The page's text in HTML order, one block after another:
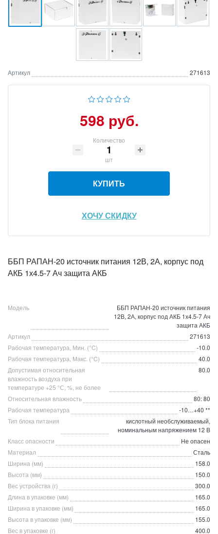
Артикул 271613
598 руб.
Количество
шт
КУПИТЬ
ХОЧУ СКИДКУ
ББП РАПАН-20 источник питания 12В, 2А, корпус под
АКБ 1х4.5-7 Ач защита АКБ
Модель
ББП РАПАН-20 источник питания
12В, 2А, корпус под АКБ 1х4.5-7 Ач
защита АКБ
Артикул
271613
Рабочая температура, Мин. (°C)
-10.0
Рабочая температура, Макс. (°C)
40.0
Допустимая относительная
влажность воздуха при
температуре +25 °С, %, не более
80.0
Относительная влажность
80: 80
Рабочая температура
-10…+40 **
Тип блока питания
кислотный необслуживаемый,
номинальным напряжением 12 В
Класс опасности
Не опасен
Материал
Сталь
Ширина (мм)
158.0
Высота (мм)
150.0
Вес устройства (г)
300.0
Длина в упаковке (мм)
165.0
Ширина в упаковке (мм)
165.0
Высота в упаковке (мм)
155.0
Вес в упаковке (г)
400.0